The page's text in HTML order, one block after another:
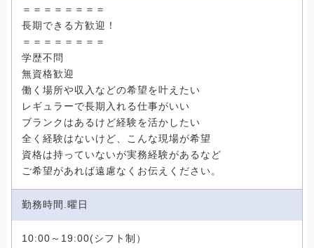
＝＝＝＝＝＝＝＝
長期できる方歓迎！
＝＝＝＝＝＝＝＝
学歴不問
無資格歓迎
働く場所や収入などの希望を叶えたい
レギュラーで長期入れる仕事がいい
ブランクはあるけど経験を活かしたい
全く経験はないけど、こんな現場が希望
資格は持っていないが実務経験があるなど
ご希望があれば遠慮なくお伝えください。
勤務時間.曜日
10:00～19:00(シフト制）